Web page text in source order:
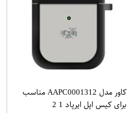
کاور مدل AAPC0001312 مناسب
برای کیس اپل ایرپاد 1 2